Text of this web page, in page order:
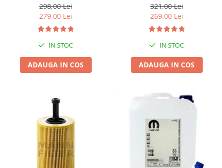
298,00 Lei
279,00 Lei
IN STOC
ADAUGA IN COS
321,00 Lei
269,00 Lei
IN STOC
ADAUGA IN COS